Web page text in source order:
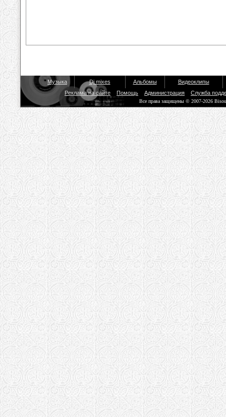
Музыка Dj mixes Альбомы
Видеоклипы
Реклама на сайте
Помощь Администрация Служба
Все права защищены © 2007-2026